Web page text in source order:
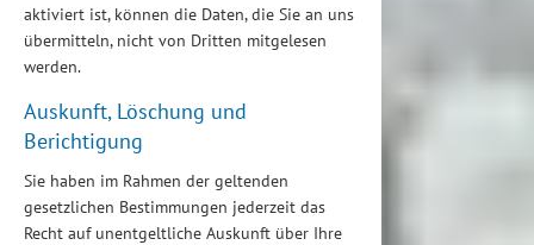
aktiviert ist, können die Daten, die Sie an uns
übermitteln, nicht von Dritten mitgelesen
werden.
Auskunft, Löschung und
Berichtigung
Sie haben im Rahmen der geltenden
gesetzlichen Bestimmungen jederzeit das
Recht auf unentgeltliche Auskunft über Ihre